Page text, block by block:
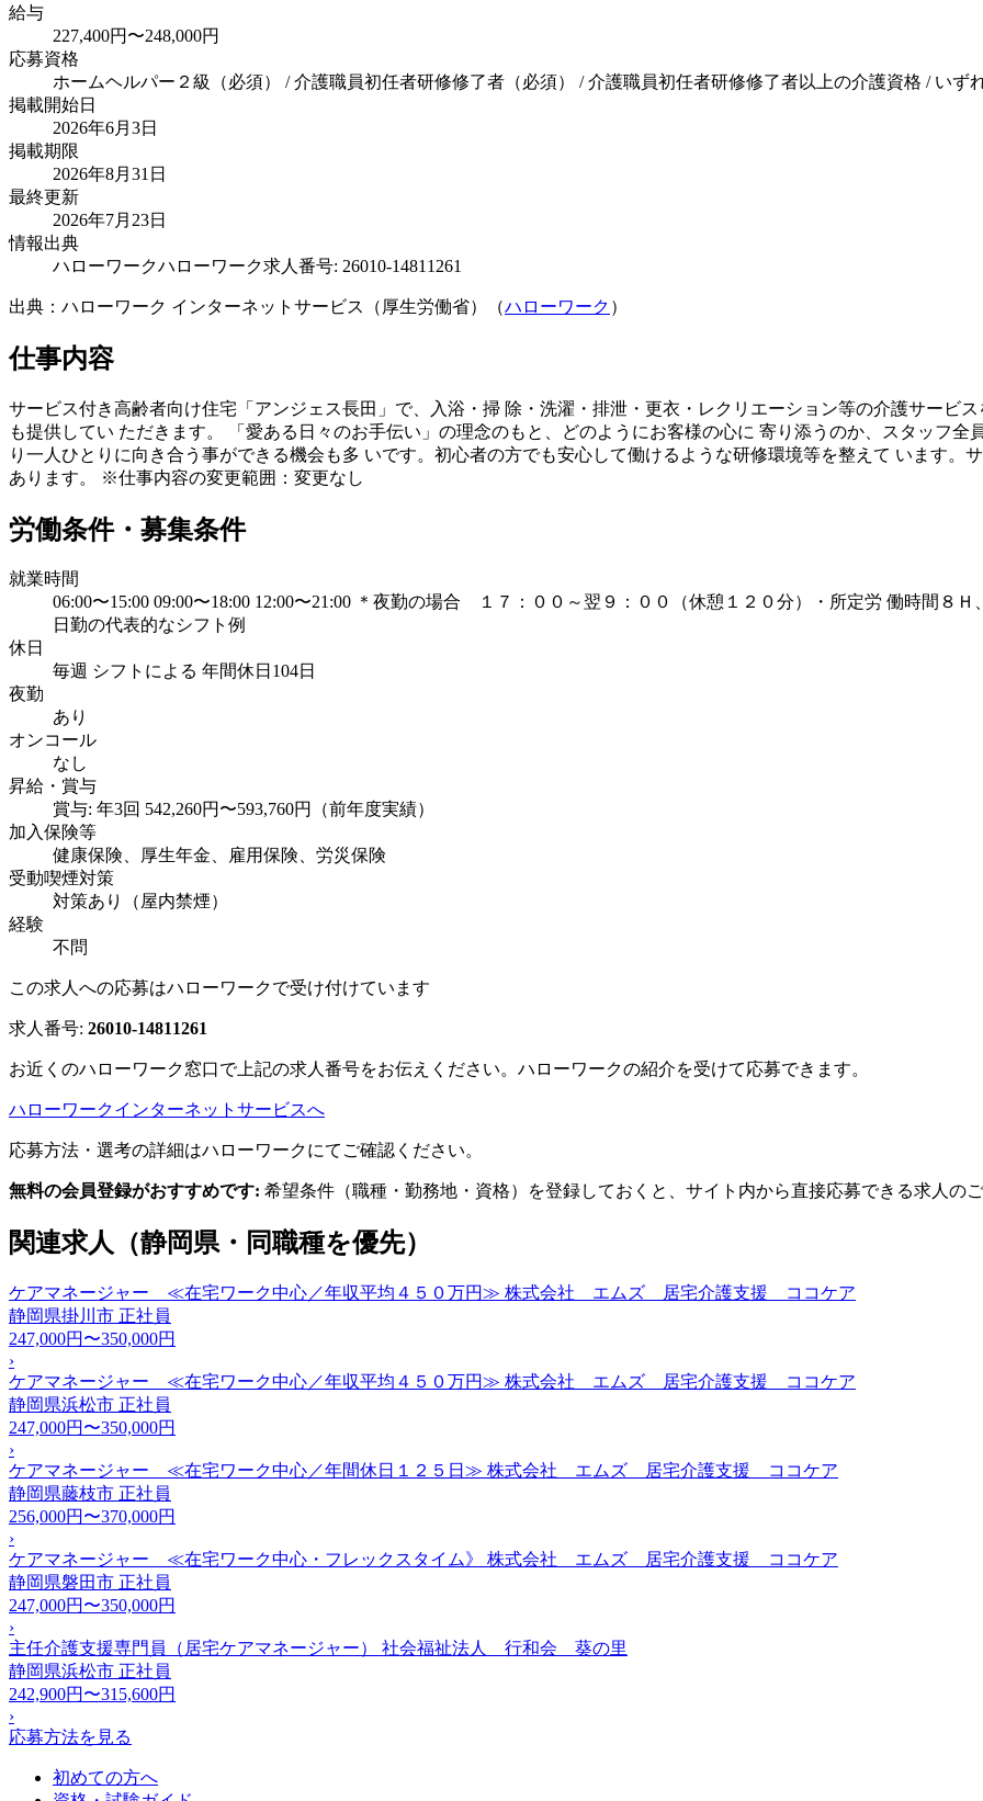
給与
227,400円〜248,000円
応募資格
ホームヘルパー２級（必須） / 介護職員初任者研修修了者（必須） / 介護職員初任者研修修了者以上の介護資格 / いず
掲載開始日
2026年6月3日
掲載期限
2026年8月31日
最終更新
2026年7月23日
情報出典
ハローワークハローワーク求人番号: 26010-14811261
出典：ハローワーク インターネットサービス（厚生労働省）（ハローワーク ）
仕事内容
サービス付き高齢者向け住宅「アンジェス長田」で、入浴・掃 除・洗濯・排泄・更衣・レクリエーション等の介護サービ
も提供してい ただきます。 「愛ある日々のお手伝い」の理念のもと、どのようにお客様の心に 寄り添うのか、スタッフ
り一人ひとりに向き合う事ができる機会も多 いです。初心者の方でも安心して働けるような研修環境等を整えて います。
あります。 ※仕事内容の変更範囲：変更なし
労働条件・募集条件
就業時間
06:00〜15:00 09:00〜18:00 12:00〜21:00 ＊夜勤の場合 １７：００～翌９：００（休憩１２０分）・所定労 働時間８
日勤の代表的なシフト例
休日
毎週 シフトによる 年間休日104日
夜勤
あり
オンコール
なし
昇給・賞与
賞与: 年3回 542,260円〜593,760円（前年度実績）
加入保険等
健康保険、厚生年金、雇用保険、労災保険
受動喫煙対策
対策あり（屋内禁煙）
経験
不問
この求人への応募はハローワークで受け付けています
求人番号: 26010-14811261
お近くのハローワーク窓口で上記の求人番号をお伝えください。ハローワークの紹介を受けて応募できます。
ハローワークインターネットサービスへ
応募方法・選考の詳細はハローワークにてご確認ください。
無料の会員登録がおすすめです: 希望条件（職種・勤務地・資格）を登録しておくと、サイト内から直接応募できる求人の
関連求人（静岡県・同職種を優先）
ケアマネージャー ≪在宅ワーク中心／年収平均４５０万円≫ 株式会社 エムズ 居宅介護支援 ココケア
静岡県掛川市 正社員
247,000円〜350,000円
›
ケアマネージャー ≪在宅ワーク中心／年収平均４５０万円≫ 株式会社 エムズ 居宅介護支援 ココケア
静岡県浜松市 正社員
247,000円〜350,000円
›
ケアマネージャー ≪在宅ワーク中心／年間休日１２５日≫ 株式会社 エムズ 居宅介護支援 ココケア
静岡県藤枝市 正社員
256,000円〜370,000円
›
ケアマネージャー ≪在宅ワーク中心・フレックスタイム》 株式会社 エムズ 居宅介護支援 ココケア
静岡県磐田市 正社員
247,000円〜350,000円
›
主任介護支援専門員（居宅ケアマネージャー） 社会福祉法人 行和会 葵の里
静岡県浜松市 正社員
242,900円〜315,600円
›
応募方法を見る
初めての方へ